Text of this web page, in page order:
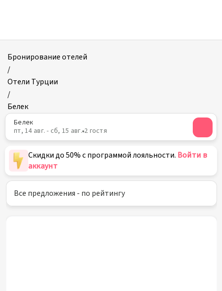
Бронирование отелей
/
Отели Турции
/
Белек
Белек
пт, 14 авг. - сб, 15 авг. 2 гостя
Скидки до 50% с программой лояльности. Войти в
аккаунт
Все предложения - по рейтингу